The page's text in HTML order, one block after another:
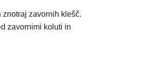
zavornih klešč.
zavornimi koluti in